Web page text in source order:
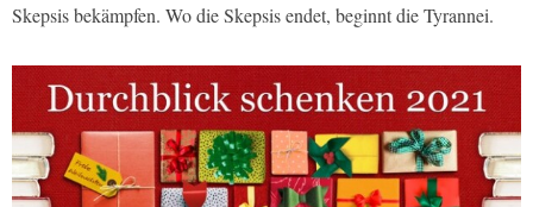
Skepsis bekämpfen. Wo die Skepsis endet, beginnt die Tyrannei.